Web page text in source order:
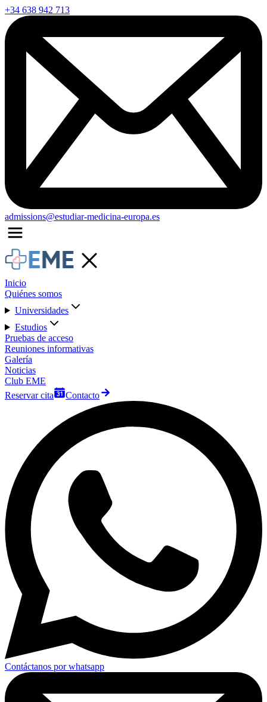
+34 638 942 713
admissions@estudiar-medicina-europa.es
Inicio
Quiénes somos
Universidades
Estudios
Pruebas de acceso
Reuniones informativas
Galería
Noticias
Club EME
Reservar cita
Contacto
Contáctanos por whatsapp